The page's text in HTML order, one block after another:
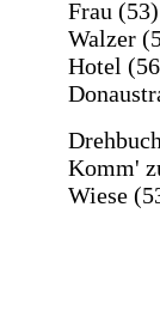
Frau
Walzer
Hotel
Komm'
Wiese